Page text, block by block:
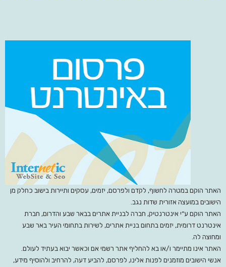
האתר הוקם במטרה לחשוף, לקדם ולפרסם, יזמים, עסקים ותיירות בישוב כחלק מן
הישובים במועצה אזורית שדות נגב.
האתר הוקם ע”י אינטרנטיק, חברה לבניית אתרים בבאר שבע והדרום, חברת
אינטרנט דרומית, יזמים בתחום בניית אתרים, לשירות בתחומי העיר באר שבע
ומחוצה לה.
האתר אינו מתיימר ו/או בא להחליף אתר רשמי אם וכאשר יבוא בעתיד לעולם.
אנשי הישובים מוזמנים לפנות אלינו, לפרסם, להביע דעה, להרחיב ולהוסיף מידע,